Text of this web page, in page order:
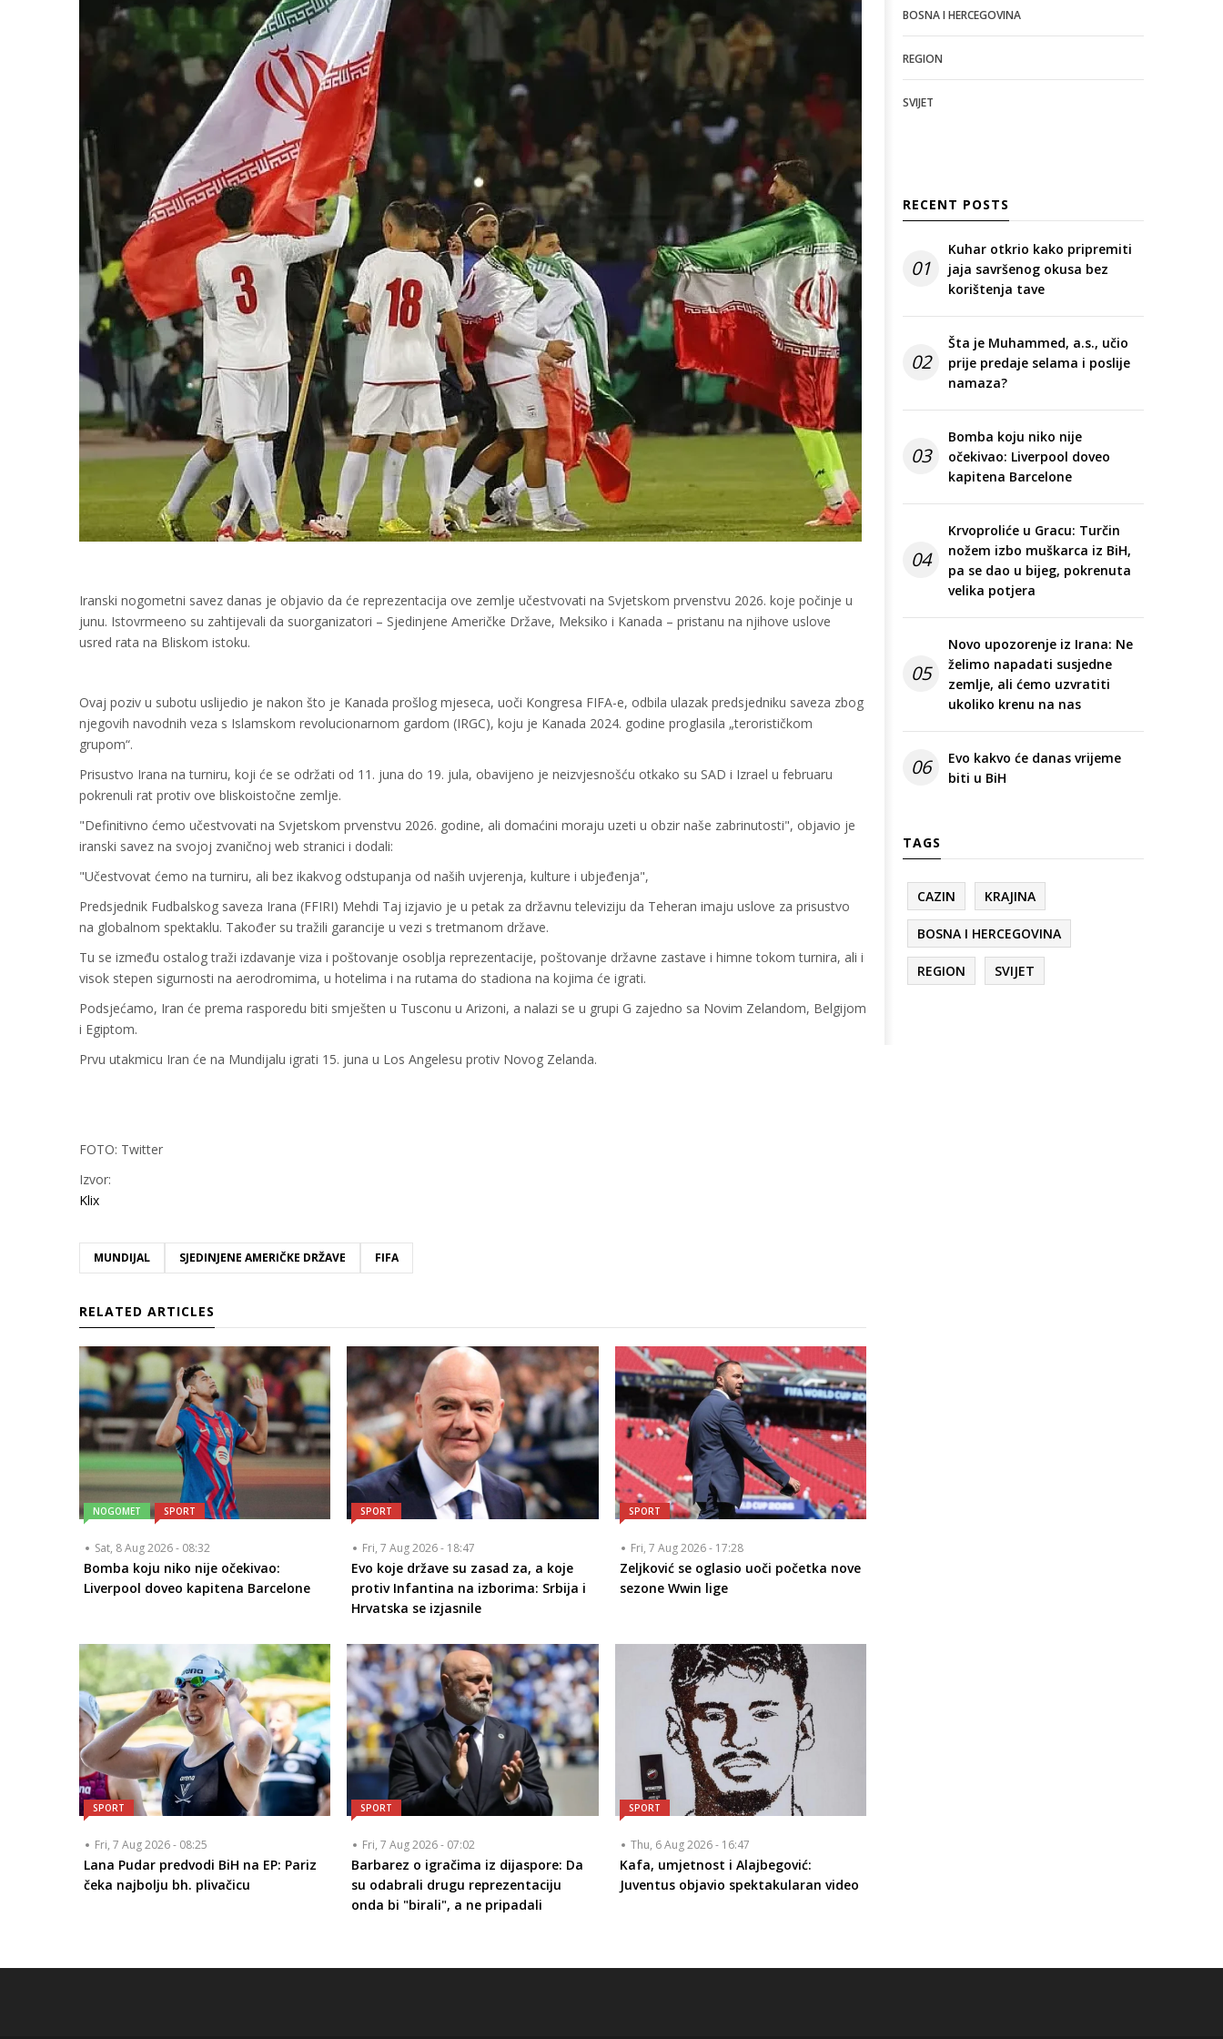
Iranski nogometni savez danas je objavio da će reprezentacija ove zemlje učestvovati na Svjetskom prvenstvu 2026. koje počinje u
junu. Istovrmeeno su zahtijevali da suorganizatori – Sjedinjene Američke Države, Meksiko i Kanada – pristanu na njihove uslove
usred rata na Bliskom istoku.
Ovaj poziv u subotu uslijedio je nakon što je Kanada prošlog mjeseca, uoči Kongresa FIFA-e, odbila ulazak predsjedniku saveza zbog
njegovih navodnih veza s Islamskom revolucionarnom gardom (IRGC), koju je Kanada 2024. godine proglasila „terorističkom
grupom“.
Prisustvo Irana na turniru, koji će se održati od 11. juna do 19. jula, obavijeno je neizvjesnošću otkako su SAD i Izrael u februaru
pokrenuli rat protiv ove bliskoistočne zemlje.
"Definitivno ćemo učestvovati na Svjetskom prvenstvu 2026. godine, ali domaćini moraju uzeti u obzir naše zabrinutosti", objavio je
iranski savez na svojoj zvaničnoj web stranici i dodali:
"Učestvovat ćemo na turniru, ali bez ikakvog odstupanja od naših uvjerenja, kulture i ubjeđenja",
Predsjednik Fudbalskog saveza Irana (FFIRI) Mehdi Taj izjavio je u petak za državnu televiziju da Teheran imaju uslove za prisustvo
na globalnom spektaklu. Također su tražili garancije u vezi s tretmanom države.
Tu se između ostalog traži izdavanje viza i poštovanje osoblja reprezentacije, poštovanje državne zastave i himne tokom turnira, ali i
visok stepen sigurnosti na aerodromima, u hotelima i na rutama do stadiona na kojima će igrati.
Podsjećamo, Iran će prema rasporedu biti smješten u Tusconu u Arizoni, a nalazi se u grupi G zajedno sa Novim Zelandom, Belgijom
i Egiptom.
Prvu utakmicu Iran će na Mundijalu igrati 15. juna u Los Angelesu protiv Novog Zelanda.
FOTO: Twitter
Izvor:
Klix
MUNDIJAL SJEDINJENE AMERIČKE DRŽAVE FIFA
RELATED ARTICLES
NOGOMET SPORT
Sat, 8 Aug 2026 - 08:32
Bomba koju niko nije očekivao:
Liverpool doveo kapitena Barcelone
SPORT
Fri, 7 Aug 2026 - 18:47
Evo koje države su zasad za, a koje
protiv Infantina na izborima: Srbija i
Hrvatska se izjasnile
SPORT
Fri, 7 Aug 2026 - 17:28
Zeljković se oglasio uoči početka nove
sezone Wwin lige
SPORT
Fri, 7 Aug 2026 - 08:25
Lana Pudar predvodi BiH na EP: Pariz
čeka najbolju bh. plivačicu
SPORT
Fri, 7 Aug 2026 - 07:02
Barbarez o igračima iz dijaspore: Da
su odabrali drugu reprezentaciju
onda bi "birali", a ne pripadali
SPORT
Thu, 6 Aug 2026 - 16:47
Kafa, umjetnost i Alajbegović:
Juventus objavio spektakularan video
BOSNA I HERCEGOVINA
REGION
SVIJET
RECENT POSTS
01
Kuhar otkrio kako pripremiti
jaja savršenog okusa bez
korištenja tave
02
Šta je Muhammed, a.s., učio
prije predaje selama i poslije
namaza?
03
Bomba koju niko nije
očekivao: Liverpool doveo
kapitena Barcelone
04
Krvoproliće u Gracu: Turčin
nožem izbo muškarca iz BiH,
pa se dao u bijeg, pokrenuta
velika potjera
05
Novo upozorenje iz Irana: Ne
želimo napadati susjedne
zemlje, ali ćemo uzvratiti
ukoliko krenu na nas
06
Evo kakvo će danas vrijeme
biti u BiH
TAGS
CAZIN KRAJINA
BOSNA I HERCEGOVINA
REGION SVIJET